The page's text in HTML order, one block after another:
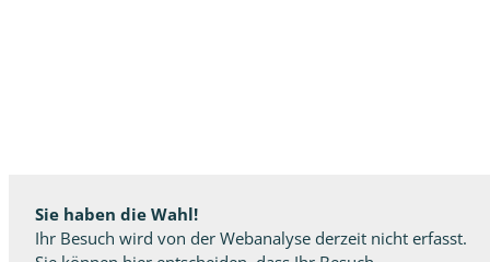
Sie haben die Wahl!
Ihr Besuch wird von der Webanalyse derzeit nicht erfasst.